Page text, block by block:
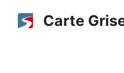
Carte